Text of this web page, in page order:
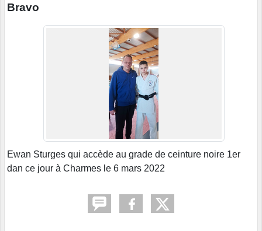
Bravo
Ewan Sturges qui accède au grade de ceinture noire 1er
dan ce jour à Charmes le 6 mars 2022